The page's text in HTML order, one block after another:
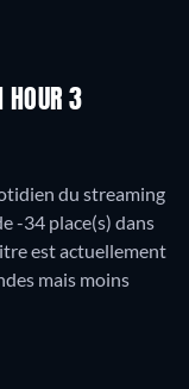
HOUR 3
du streaming
-34 place(s) dans
est actuellement
mais moins